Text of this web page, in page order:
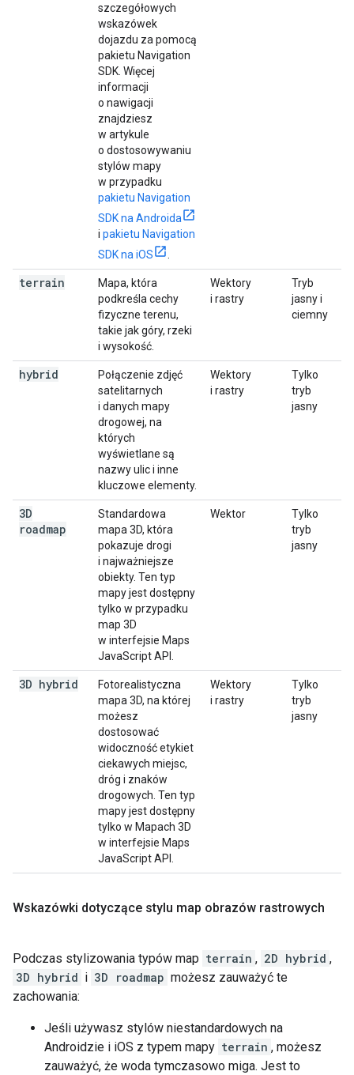
szczegółowych
wskazówek
dojazdu za pomocą
pakietu Navigation
SDK. Więcej
informacji
o nawigacji
znajdziesz
w artykule
o dostosowywaniu
stylów mapy
w przypadku
pakietu Navigation
SDK na Androida
i pakietu Navigation
SDK na iOS
.
terrain
Mapa, która
podkreśla cechy
fizyczne terenu,
takie jak góry, rzeki
i wysokość.
Wektory
i rastry
Tryb
jasny i
ciemny
hybrid
Połączenie zdjęć
satelitarnych
i danych mapy
drogowej, na
których
wyświetlane są
nazwy ulic i inne
kluczowe elementy.
Wektory
i rastry
Tylko
tryb
jasny
3D
roadmap
Standardowa
mapa 3D, która
pokazuje drogi
i najważniejsze
obiekty. Ten typ
mapy jest dostępny
tylko w przypadku
map 3D
w interfejsie Maps
JavaScript API.
Wektor
Tylko
tryb
jasny
3D hybrid
Fotorealistyczna
mapa 3D, na której
możesz
dostosować
widoczność etykiet
ciekawych miejsc,
dróg i znaków
drogowych. Ten typ
mapy jest dostępny
tylko w Mapach 3D
w interfejsie Maps
JavaScript API.
Wektory
i rastry
Tylko
tryb
jasny
Wskazówki dotyczące stylu map obrazów rastrowych
Podczas stylizowania typów map terrain , 2D hybrid ,
3D hybrid i 3D roadmap możesz zauważyć te
zachowania:
Jeśli używasz stylów niestandardowych na
Androidzie i iOS z typem mapy terrain , możesz
zauważyć, że woda tymczasowo miga. Jest to